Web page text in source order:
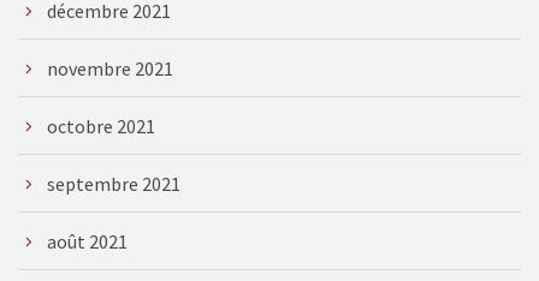
décembre 2021
novembre 2021
octobre 2021
septembre 2021
août 2021